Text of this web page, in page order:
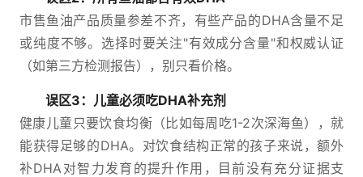
市售鱼油产品质量参差不齐，有些产品的DHA含量不足
或纯度不够。选择时要关注"有效成分含量"和权威认证
（如第三方检测报告），别只看价格。
误区3：儿童必须吃DHA补充剂
健康儿童只要饮食均衡（比如每周吃1-2次深海鱼），就
能获得足够的DHA。对饮食结构正常的孩子来说，额外
补DHA对智力发育的提升作用，目前没有充分证据支